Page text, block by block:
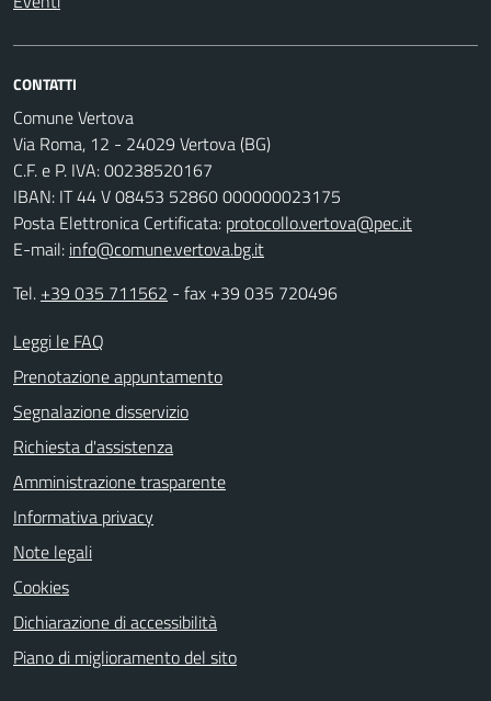
CONTATTI
Comune Vertova
Via Roma, 12 - 24029 Vertova (BG)
C.F. e P. IVA: 00238520167
IBAN: IT 44 V 08453 52860 000000023175
Posta Elettronica Certificata: protocollo.vertova@pec.it
E-mail: info@comune.vertova.bg.it
Tel. +39 035 711562 - fax +39 035 720496
Leggi le FAQ
Prenotazione appuntamento
Segnalazione disservizio
Richiesta d'assistenza
Amministrazione trasparente
Informativa privacy
Note legali
Cookies
Dichiarazione di accessibilità
Piano di miglioramento del sito